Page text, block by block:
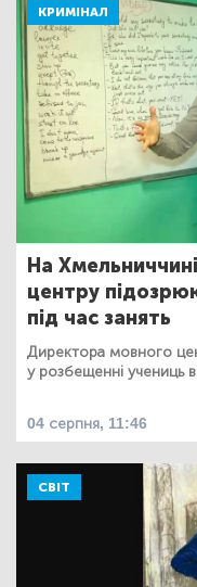
КРИМІНАЛ
На
центру
під час занять
Директора мовного
у розбещенні учениць
04 серпня, 11:46
СВІТ